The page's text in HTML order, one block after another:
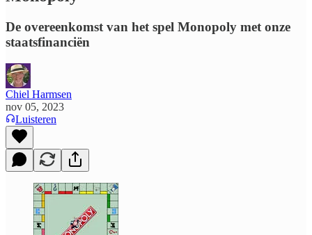
De overeenkomst van het spel Monopoly met onze
staatsfinanciën
Chiel Harmsen
nov 05, 2023
Luisteren